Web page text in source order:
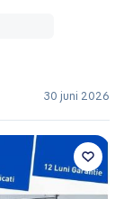
30 juni 2026